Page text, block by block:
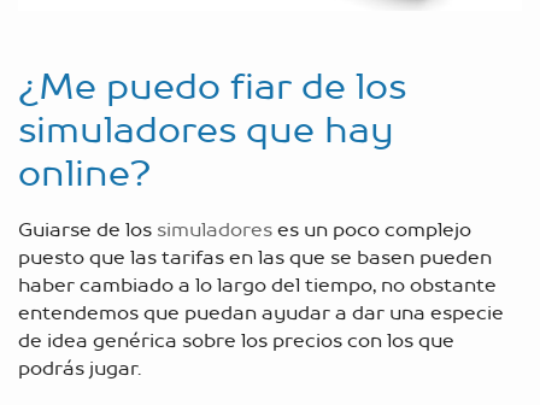
¿Me puedo fiar de los
simuladores que hay
online?
Guiarse de los simuladoreses un poco complejo
puesto que las tarifas en las que se basen pueden
haber cambiado a lo largo del tiempo, no obstante
entendemos que puedan ayudar a dar una especie
de idea genérica sobre los precios con los que
podrás jugar.